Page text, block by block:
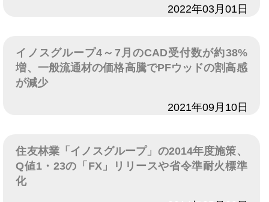
2022年03月01日
イノスグループ4～7月のCAD受付数が約38%
増、一般流通材の価格高騰でPFウッドの割高感
が減少
2021年09月10日
住友林業「イノスグループ」の2014年度施策、
Q値1・23の「FX」リリースや省令準耐火標準
化